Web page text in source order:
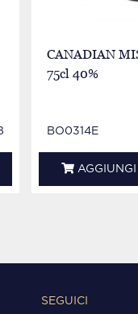
CANADIAN
75cl 40%
BO0314E
SEGUICI